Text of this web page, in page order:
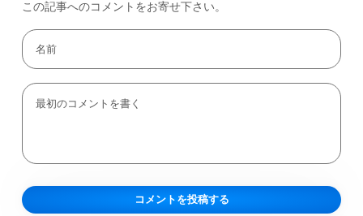
この記事へのコメントをお寄せ下さい。